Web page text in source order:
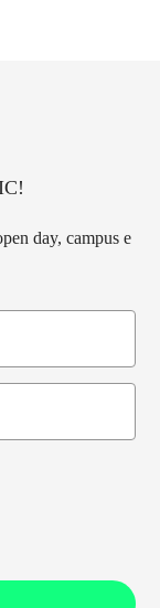
day, campus e